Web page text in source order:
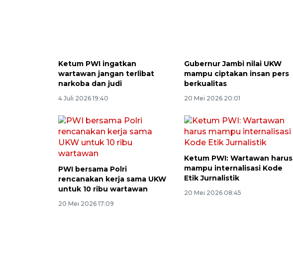
Ketum PWI ingatkan
wartawan jangan terlibat
narkoba dan judi
4 Juli 2026 19:40
Gubernur Jambi nilai UKW
mampu ciptakan insan pers
berkualitas
20 Mei 2026 20:01
PWI bersama Polri
rencanakan kerja sama UKW
untuk 10 ribu wartawan
20 Mei 2026 17:09
Ketum PWI: Wartawan harus
mampu internalisasi Kode
Etik Jurnalistik
20 Mei 2026 08:45